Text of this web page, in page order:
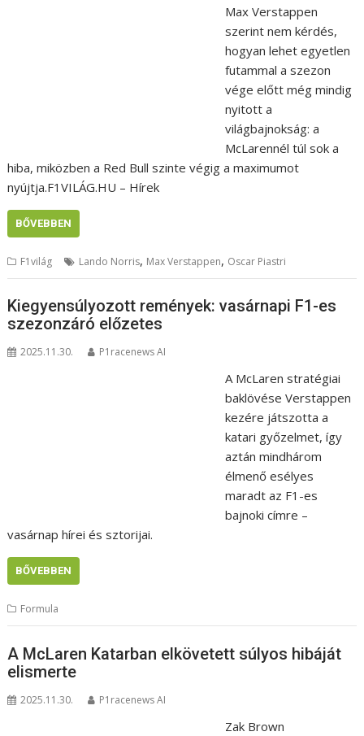
Max Verstappen
szerint nem kérdés,
hogyan lehet egyetlen
futammal a szezon
vége előtt még mindig
nyitott a
világbajnokság: a
McLarennél túl sok a
hiba, miközben a Red Bull szinte végig a maximumot
nyújtja.F1VILÁG.HU – Hírek
BŐVEBBEN
F1világ Lando Norris, Max Verstappen, Oscar Piastri
Kiegyensúlyozott remények: vasárnapi F1-es
szezonzáró előzetes
2025.11.30. P1racenews AI
A McLaren stratégiai
baklövése Verstappen
kezére játszotta a
katari győzelmet, így
aztán mindhárom
élmenő esélyes
maradt az F1-es
bajnoki címre –
vasárnap hírei és sztorijai.
BŐVEBBEN
Formula
A McLaren Katarban elkövetett súlyos hibáját
elismerte
2025.11.30. P1racenews AI
Zak Brown